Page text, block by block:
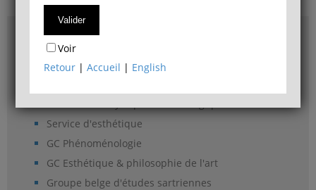
Accès & plans
Bibliothèque du Département de philosophie
Service d'esthétique
GC Phénoménologie
GC Esthétique & philosophie de l'art
Groupe belge d'études sartriennes
Voir
Retour |Accueil | English